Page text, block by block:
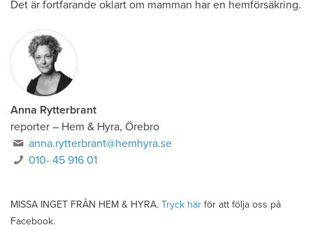
Det är fortfarande oklart om mamman har en hemförsäkring.
Anna Rytterbrant
reporter – Hem & Hyra, Örebro
anna.rytterbrant@hemhyra.se
010- 45 916 01
MISSA INGET FRÅN HEM & HYRA. Tryck här för att följa oss på
Facebook.